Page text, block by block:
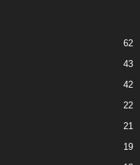
62
43
42
22
21
19